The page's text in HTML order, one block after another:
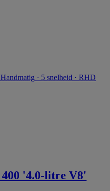
· 5 snelheid · RHD
'4.0-litre V8'